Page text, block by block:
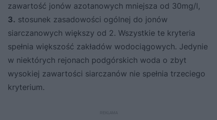
zawartość jonów azotanowych mniejsza od 30mg/l,
3. stosunek zasadowości ogólnej do jonów
siarczanowych większy od 2. Wszystkie te kryteria
spełnia większość zakładów wodociągowych. Jedynie
w niektórych rejonach podgórskich woda o zbyt
wysokiej zawartości siarczanów nie spełnia trzeciego
kryterium.